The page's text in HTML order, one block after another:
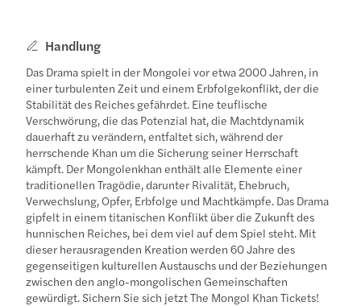
Handlung
Das Drama spielt in der Mongolei vor etwa 2000 Jahren, in
einer turbulenten Zeit und einem Erbfolgekonflikt, der die
Stabilität des Reiches gefährdet. Eine teuflische
Verschwörung, die das Potenzial hat, die Machtdynamik
dauerhaft zu verändern, entfaltet sich, während der
herrschende Khan um die Sicherung seiner Herrschaft
kämpft. Der Mongolenkhan enthält alle Elemente einer
traditionellen Tragödie, darunter Rivalität, Ehebruch,
Verwechslung, Opfer, Erbfolge und Machtkämpfe. Das Drama
gipfelt in einem titanischen Konflikt über die Zukunft des
hunnischen Reiches, bei dem viel auf dem Spiel steht. Mit
dieser herausragenden Kreation werden 60 Jahre des
gegenseitigen kulturellen Austauschs und der Beziehungen
zwischen den anglo-mongolischen Gemeinschaften
gewürdigt. Sichern Sie sich jetzt The Mongol Khan Tickets!